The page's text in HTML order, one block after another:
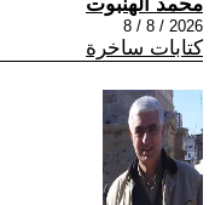
2026 / 8 / 8
كتابات ساخرة